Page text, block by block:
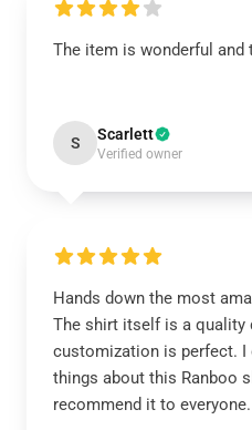
The item is wonderful and
S Scarlett
Verified owner
Hands down the most
The shirt itself is a quality
customization is perfect. I
things about this Ranboo
recommend it to everyone.